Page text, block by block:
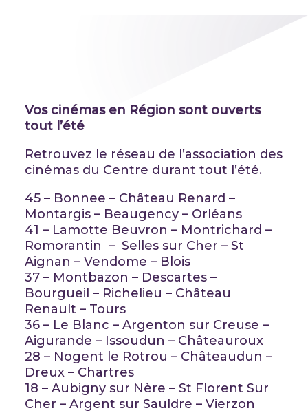
Vos cinémas en Région sont ouverts
tout l’été
Retrouvez le réseau de l’association des
cinémas du Centre durant tout l’été.
45 – Bonnee – Château Renard –
Montargis – Beaugency – Orléans
41 – Lamotte Beuvron – Montrichard –
Romorantin – Selles sur Cher – St
Aignan – Vendome – Blois
37 – Montbazon – Descartes –
Bourgueil – Richelieu – Château
Renault – Tours
36 – Le Blanc – Argenton sur Creuse –
Aigurande – Issoudun – Châteauroux
28 – Nogent le Rotrou – Châteaudun –
Dreux – Chartres
18 – Aubigny sur Nère – St Florent Sur
Cher – Argent sur Sauldre – Vierzon